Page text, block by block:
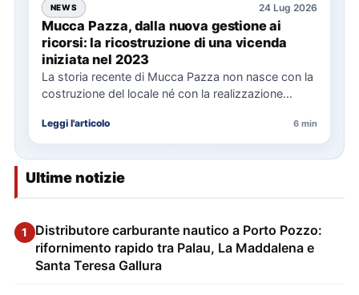
NEWS 24 Lug 2026
Mucca Pazza, dalla nuova gestione ai
ricorsi: la ricostruzione di una vicenda
iniziata nel 2023
La storia recente di Mucca Pazza non nasce con la
costruzione del locale né con la realizzazione
Leggi l'articolo 6 min
Ultime notizie
1
Distributore carburante nautico a Porto Pozzo:
rifornimento rapido tra Palau, La Maddalena e
Santa Teresa Gallura